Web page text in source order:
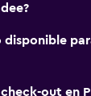
disponible
out en